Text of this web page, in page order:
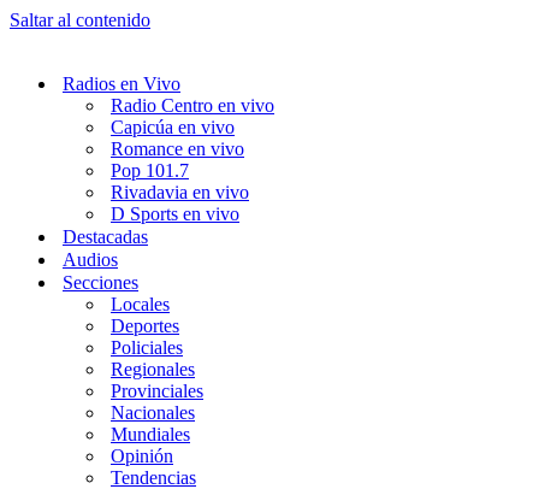
Saltar al contenido
Radios en Vivo
Radio Centro en vivo
Capicúa en vivo
Romance en vivo
Pop 101.7
Rivadavia en vivo
D Sports en vivo
Destacadas
Audios
Secciones
Locales
Deportes
Policiales
Regionales
Provinciales
Nacionales
Mundiales
Opinión
Tendencias